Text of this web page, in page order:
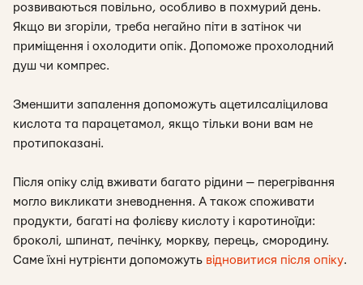
розвиваються повільно, особливо в похмурий день.
Якщо ви згоріли, треба негайно піти в затінок чи
приміщення і охолодити опік. Допоможе прохолодний
душ чи компрес.
Зменшити запалення допоможуть ацетилсаліцилова
кислота та парацетамол, якщо тільки вони вам не
протипоказані.
Після опіку слід вживати багато рідини — перегрівання
могло викликати зневоднення. А також споживати
продукти, багаті на фолієву кислоту і каротиноїди:
броколі, шпинат, печінку, моркву, перець, смородину.
Саме їхні нутрієнти допоможуть відновитися після опіку.